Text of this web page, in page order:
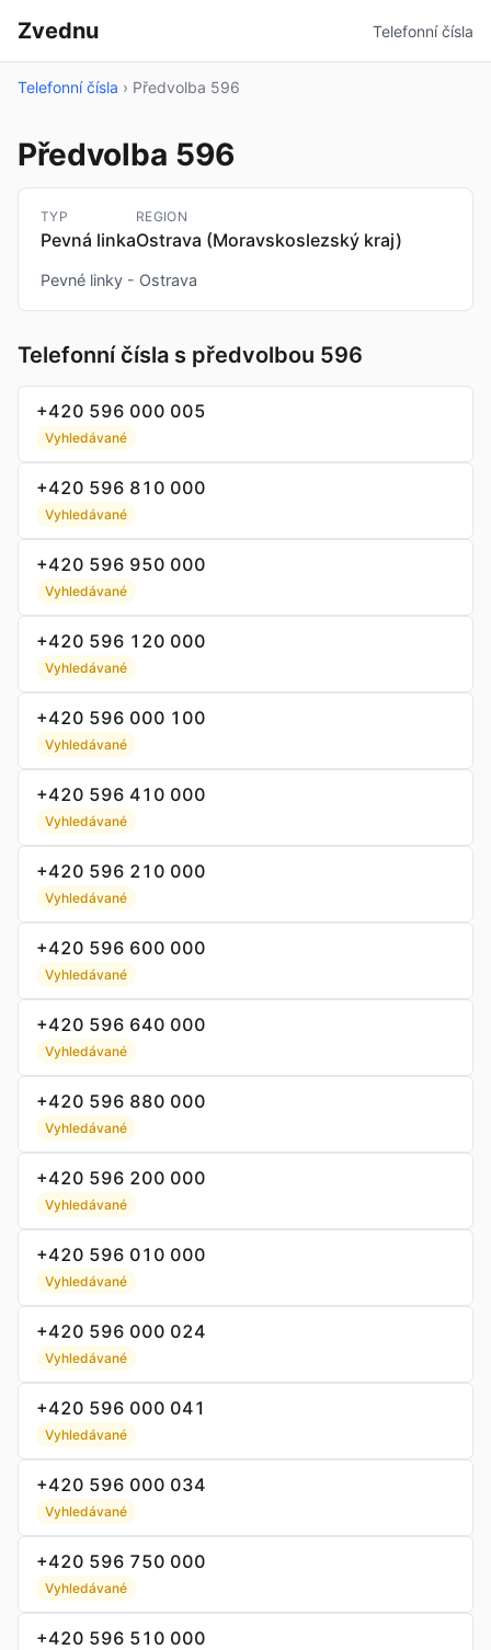
Zvednu Telefonní čísla
Telefonní čísla › Předvolba 596
Předvolba 596
TYP
Pevná linka
REGION
Ostrava (Moravskoslezský kraj)
Pevné linky - Ostrava
Telefonní čísla s předvolbou 596
+420 596 000 005
Vyhledávané
+420 596 810 000
Vyhledávané
+420 596 950 000
Vyhledávané
+420 596 120 000
Vyhledávané
+420 596 000 100
Vyhledávané
+420 596 410 000
Vyhledávané
+420 596 210 000
Vyhledávané
+420 596 600 000
Vyhledávané
+420 596 640 000
Vyhledávané
+420 596 880 000
Vyhledávané
+420 596 200 000
Vyhledávané
+420 596 010 000
Vyhledávané
+420 596 000 024
Vyhledávané
+420 596 000 041
Vyhledávané
+420 596 000 034
Vyhledávané
+420 596 750 000
Vyhledávané
+420 596 510 000